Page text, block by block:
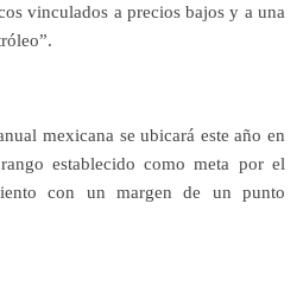
vinculados a precios bajos y a una
mexicana se ubicará este año en
establecido como meta por el
con un margen de un punto